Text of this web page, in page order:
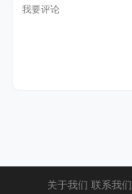
关于我们 联系我们